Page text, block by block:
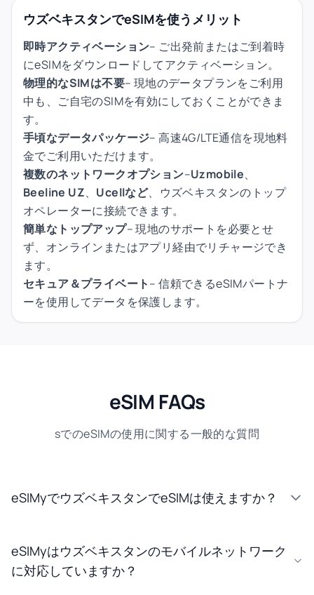
ウズベキスタンでeSIMを使うメリット
即時アクティベーション– ご出発前またはご到着時
にeSIMをダウンロードしてアクティベーション。
物理的なSIMは不要– 現地のデータプランをご利用
中も、ご自宅のSIMを有効にしておくことができま
す。
手頃なデータパッケージ– 高速4G/LTE通信を現地料
金でご利用いただけます。
複数のネットワークオプション–Uzmobile、
Beeline UZ、 Ucellなど、ウズベキスタンのトップ
オペレーターに接続できます。
簡単なトップアップ– 現地のサポートを必要とせ
ず、オンラインまたはアプリ経由でリチャージでき
ます。
セキュア＆プライベート– 信頼できるeSIMパートナ
ーを使用してデータを保護します。
eSIM FAQs
sでのeSIMの使用に関する一般的な質問
eSIMyでウズベキスタンでeSIMは使えますか？
eSIMyはウズベキスタンのモバイルネットワーク
に対応していますか？